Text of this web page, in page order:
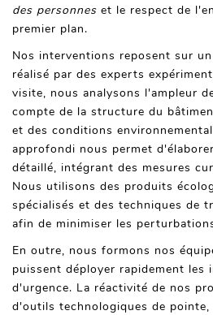
des personnes et le respect de
premier plan.
Nos interventions reposent sur
réalisé par des experts
visite, nous analysons l'ampleur
compte de la structure du
et des conditions
approfondi nous permet
détaillé, intégrant des mesures
Nous utilisons des produits
spécialisés et des techniques de
afin de minimiser les
En outre, nous formons nos
puissent déployer rapidement les
d'urgence. La réactivité de nos
d'outils technologiques de